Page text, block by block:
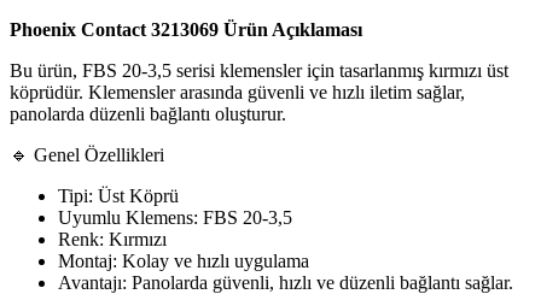
Phoenix Contact 3213069 Ürün Açıklaması
Bu ürün, FBS 20-3,5 serisi klemensler için tasarlanmış kırmızı üst
köprüdür. Klemensler arasında güvenli ve hızlı iletim sağlar,
panolarda düzenli bağlantı oluşturur.
🔹 Genel Özellikleri
Tipi: Üst Köprü
Uyumlu Klemens: FBS 20-3,5
Renk: Kırmızı
Montaj: Kolay ve hızlı uygulama
Avantajı: Panolarda güvenli, hızlı ve düzenli bağlantı sağlar.